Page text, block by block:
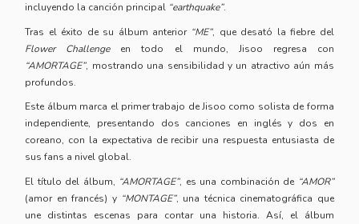
incluyendo la canción principal “earthquake”.
Tras el éxito de su álbum anterior “ME”, que desató la fiebre del
Flower Challengeen todo el mundo, Jisoo regresa con
“AMORTAGE”, mostrando una sensibilidad y un atractivo aún más
profundos.
Este álbum marca el primer trabajo de Jisoo como solista de forma
independiente, presentando dos canciones en inglés y dos en
coreano, con la expectativa de recibir una respuesta entusiasta de
sus fans a nivel global.
El título del álbum, “AMORTAGE”, es una combinación de “AMOR”
(amor en francés) y “MONTAGE”, una técnica cinematográfica que
une distintas escenas para contar una historia. Así, el álbum